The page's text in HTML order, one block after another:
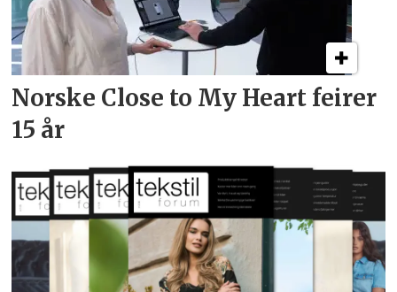
Norske Close to My Heart feirer
15 år